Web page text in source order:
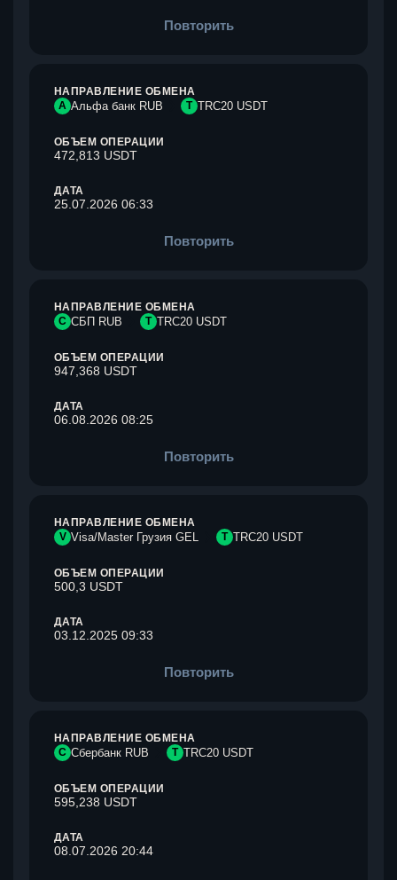
Повторить
НАПРАВЛЕНИЕ ОБМЕНА
А Альфа банк RUB T TRC20 USDT
ОБЪЕМ ОПЕРАЦИИ
472,813 USDT
ДАТА
25.07.2026 06:33
Повторить
НАПРАВЛЕНИЕ ОБМЕНА
С СБП RUB T TRC20 USDT
ОБЪЕМ ОПЕРАЦИИ
947,368 USDT
ДАТА
06.08.2026 08:25
Повторить
НАПРАВЛЕНИЕ ОБМЕНА
V Visa/Master Грузия GEL T TRC20 USDT
ОБЪЕМ ОПЕРАЦИИ
500,3 USDT
ДАТА
03.12.2025 09:33
Повторить
НАПРАВЛЕНИЕ ОБМЕНА
С Сбербанк RUB T TRC20 USDT
ОБЪЕМ ОПЕРАЦИИ
595,238 USDT
ДАТА
08.07.2026 20:44